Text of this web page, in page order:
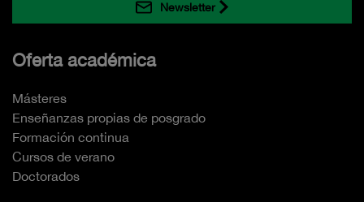
Newsletter
Oferta académica
Másteres
Enseñanzas propias de posgrado
Formación continua
Cursos de verano
Doctorados